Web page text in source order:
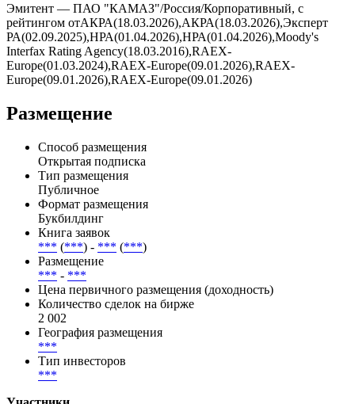
Эмитент — ПАО "КАМАЗ"/Россия/Корпоративный, с
рейтингом отАКРА(18.03.2026),АКРА(18.03.2026),Эксперт
РА(02.09.2025),НРА(01.04.2026),НРА(01.04.2026),Moody's
Interfax Rating Agency(18.03.2016),RAEX-
Europe(01.03.2024),RAEX-Europe(09.01.2026),RAEX-
Europe(09.01.2026),RAEX-Europe(09.01.2026)
Размещение
Способ размещения
Открытая подписка
Тип размещения
Публичное
Формат размещения
Букбилдинг
Книга заявок
*** (***) - *** (***)
Размещение
*** - ***
Цена первичного размещения (доходность)
Количество сделок на бирже
2 002
География размещения
***
Тип инвесторов
***